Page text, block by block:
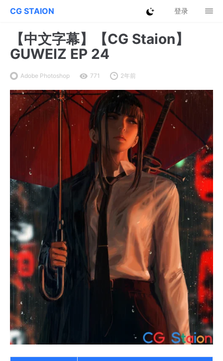
CG STAION 登录
【中文字幕】【CG Staion】
GUWEIZ EP 24
Adobe Photoshop 771 2年前